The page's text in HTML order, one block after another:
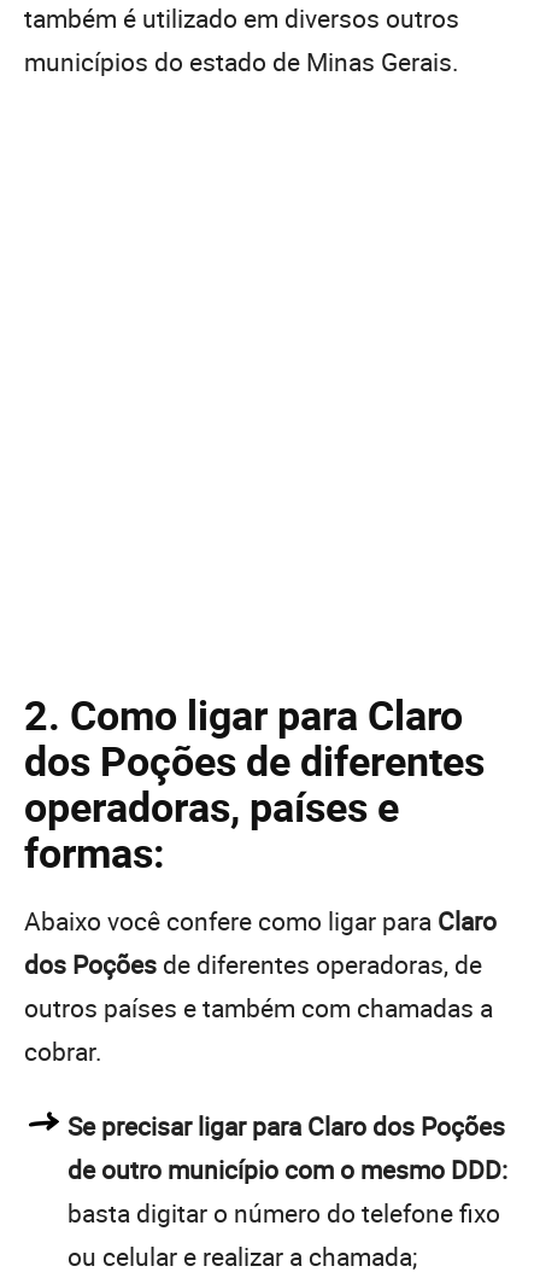
também é utilizado em diversos outros
municípios do estado de Minas Gerais.
2. Como ligar para Claro
dos Poções de diferentes
operadoras, países e
formas:
Abaixo você confere como ligar para Claro
dos Poções de diferentes operadoras, de
outros países e também com chamadas a
cobrar.
Se precisar ligar para Claro dos Poções
de outro município com o mesmo DDD:
basta digitar o número do telefone fixo
ou celular e realizar a chamada;